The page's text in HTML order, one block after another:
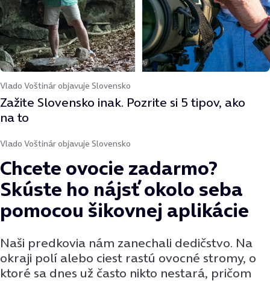
Vlado Voštinár objavuje Slovensko
Zažite Slovensko inak. Pozrite si 5 tipov, ako
na to
Vlado Voštinár objavuje Slovensko
Chcete ovocie zadarmo?
Skúste ho nájsť okolo seba
pomocou šikovnej aplikácie
Naši predkovia nám zanechali dedičstvo. Na
okraji polí alebo ciest rastú ovocné stromy, o
ktoré sa dnes už často nikto nestará, pričom